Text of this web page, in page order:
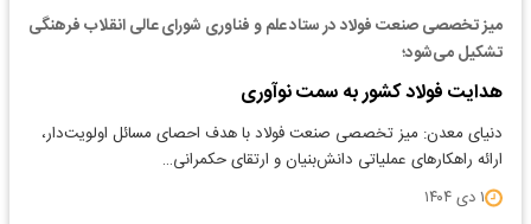
میز تخصصی صنعت فولاد در ستاد علم و فناوری شورای عالی انقلاب فرهنگی
تشکیل می‌شود؛
هدایت فولاد کشور به سمت نوآوری
​دنیای معدن: میز تخصصی صنعت فولاد با هدف احصای مسائل اولویت‌دار،
ارائه راهکارهای عملیاتی دانش‌بنیان و ارتقای حکمرانی…
۱ دی ۱۴۰۴